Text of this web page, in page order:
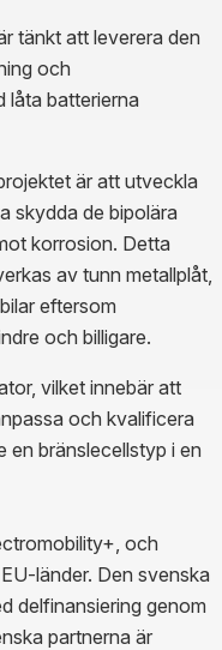
tänkt att leverera den
och
låta batterierna
är att utveckla
skydda de bipolära
korrosion. Detta
av tunn metallplåt,
eftersom
och billigare.
vilket innebär att
och kvalificera
en bränslecellstyp i en
och
länder. Den svenska
delfinansiering genom
partnerna är